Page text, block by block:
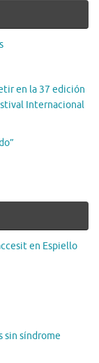
en la 37 edición
Internacional
en Espiello
sin síndrome